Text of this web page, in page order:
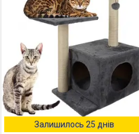
Залишилось 25 днів